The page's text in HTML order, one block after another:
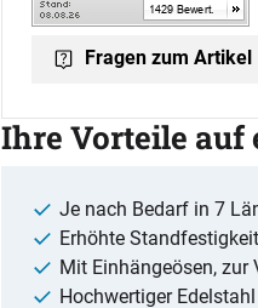
Fragen zum Artikel
Ihre Vorteile auf
Je nach Bedarf in 7
Erhöhte
Mit Einhängeösen, zur
Hochwertiger